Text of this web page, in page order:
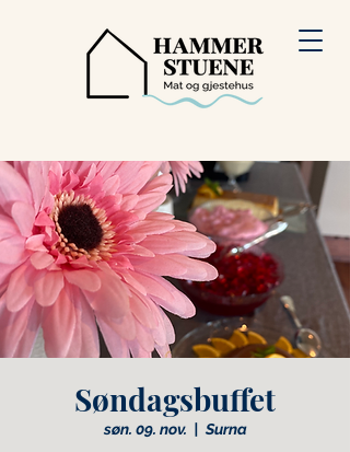
Søndagsbuffet
søn. 09. nov.
  |
Surna